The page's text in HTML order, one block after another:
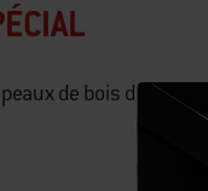
de bois de hickory